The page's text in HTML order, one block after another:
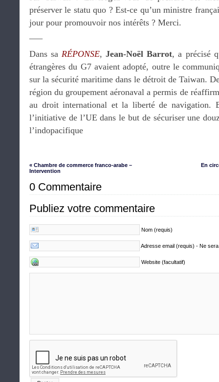
préserver le statu quo ? Est-ce qu’un ministre
jour pour promouvoir nos intérêts ? Merci.
Dans saRÉPONSE,Jean-Noël Barrot, a précisé
étrangères du G7 avaient adopté, outre le
sur la sécurité maritime dans le détroit de Taiwan.
région du groupement aéronaval a permis de
au droit international et la liberté de navigation.
l’initiative de l’UE dans le but de sécuriser une
l’indopacifique
« Chambre de commerce franco-arabe –
Intervention
En
0 Commentaire
Publiez votre commentaire
Nom (requis)
Adresse email (requis) - Ne
Website (facultatif)